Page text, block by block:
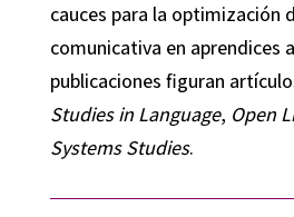
cauces para la optimización
comunicativa en aprendices
publicaciones figuran
Studies in Language, Open
Systems Studies.